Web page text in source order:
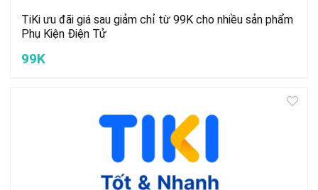
TiKi ưu đãi giá sau giảm chỉ từ 99K cho nhiều sản phẩm
Phụ Kiện Điện Tử
99K